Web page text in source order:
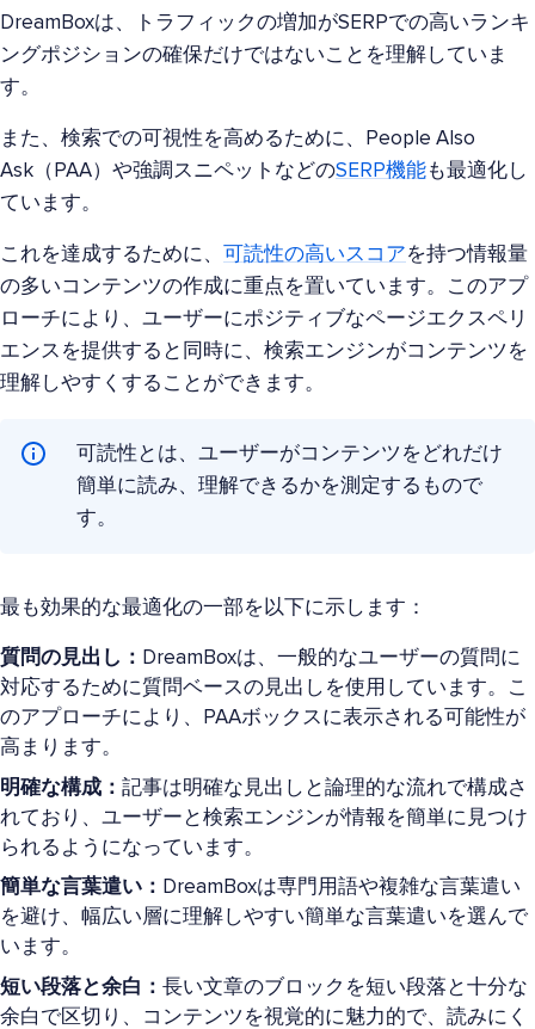
DreamBoxは、トラフィックの増加がSERPでの高いランキ
ングポジションの確保だけではないことを理解していま
す。
また、検索での可視性を高めるために、People Also
Ask（PAA）や強調スニペットなどのSERP機能も最適化し
ています。
これを達成するために、 可読性の高いスコアを持つ情報量
の多いコンテンツの作成に重点を置いています。このアプ
ローチにより、ユーザーにポジティブなページエクスペリ
エンスを提供すると同時に、検索エンジンがコンテンツを
理解しやすくすることができます。
可読性とは、ユーザーがコンテンツをどれだけ
簡単に読み、理解できるかを測定するもので
す。
最も効果的な最適化の一部を以下に示します：
質問の見出し： DreamBoxは、一般的なユーザーの質問に
対応するために質問ベースの見出しを使用しています。こ
のアプローチにより、PAAボックスに表示される可能性が
高まります。
明確な構成： 記事は明確な見出しと論理的な流れで構成さ
れており、ユーザーと検索エンジンが情報を簡単に見つけ
られるようになっています。
簡単な言葉遣い： DreamBoxは専門用語や複雑な言葉遣い
を避け、幅広い層に理解しやすい簡単な言葉遣いを選んで
います。
短い段落と余白： 長い文章のブロックを短い段落と十分な
余白で区切り、コンテンツを視覚的に魅力的で、読みにく